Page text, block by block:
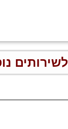
לשירותים